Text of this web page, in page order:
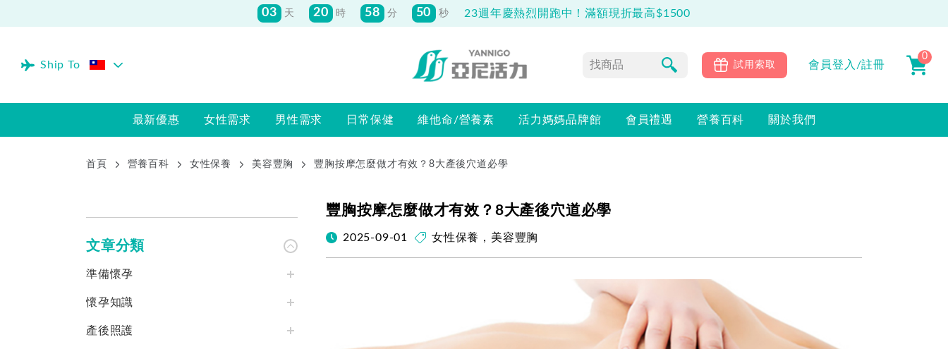
先付款滿800元免運！註冊會員最高獲 150元抵用券
Ship To 試用索取 會員登入/註冊
0
最新優惠 女性需求 男性需求 日常保健 維他命/營養素 活力媽媽品牌館 會員禮遇 營養百科 關於我們
首頁 營養百科 女性保養 美容豐胸 豐胸按摩怎麼做才有效？8大產後穴道必學
豐胸按摩怎麼做才有效？8大產後穴道必學
2025-09-01 女性保養 ， 美容豐胸
文章分類
準備懷孕
懷孕知識
產後照護